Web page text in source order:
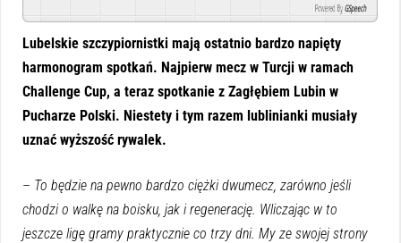
Powered By GSpeech
Lubelskie szczypiornistki mają ostatnio bardzo napięty
harmonogram spotkań. Najpierw mecz w Turcji w ramach
Challenge Cup, a teraz spotkanie z Zagłębiem Lubin w
Pucharze Polski. Niestety i tym razem lublinianki musiały
uznać wyższość rywalek.
– To będzie na pewno bardzo ciężki dwumecz, zarówno jeśli
chodzi o walkę na boisku, jak i regenerację. Wliczając w to
jeszcze ligę gramy praktycznie co trzy dni. My ze swojej strony